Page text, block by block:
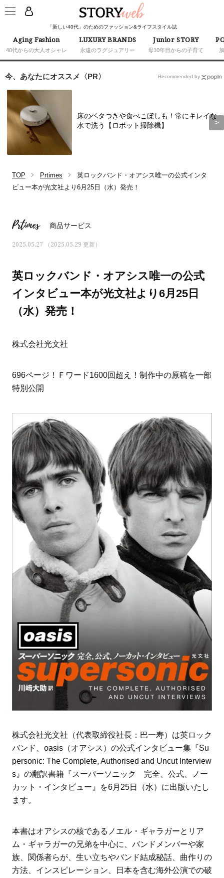
「新しい40代」のためのファッション&ライフスタイル誌
Aging Fashion
40代からの大人オシャレ
LUXURY BRANDS
永遠のラグジュアリー
Junior STORY
母10年目からの子育て
ママとパパに贈る「ジェンダーレ
今、あなたにオススメ〈PR〉
床のベタつきや食べこぼしも！常にキレイな
水で洗う【ロボット掃除機】
Recommended by
TOP Prtimes
英ロックバンド・オアシス唯一の公式インタ
ビュー本が光文社より6月25日（水）発売！
Prtimes 商品サービス
2025.05.27 （2025.05.29 更新）
英ロックバンド・オアシス唯一の公式
インタビュー本が光文社より6月25日
（水）発売！
株式会社光文社
696ページ！Ｆワード1600回超え！制作中の原稿を一部
特別公開
株式会社光文社（代表取締役社長：巴一寿）は英ロック
バンド、oasis（オアシス）の公式インタビュー集『Su
personic: The Complete, Authorised and Uncut Interview
s』の翻訳書籍『スーパーソニック 完全、公式、ノー
カット・インタビュー』を6月25日（水）に出版いたし
ます。
本書はオアシスの核であるノエル・ギャラガーとリア
ム・ギャラガーの兄弟を中心に、バンドメンバーや家
族、関係者らが、生い立ちやバンド結成秘話、曲作りの
方法、インスピレーション、日本を含む海外公演での破